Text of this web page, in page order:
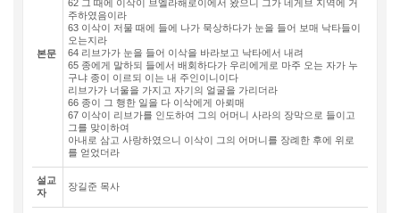
본문
62 그 때에 이삭이 브엘라해로이에서 왔으니 그가 네게브 지역에 거
주하였음이라
63 이삭이 저물 때에 들에 나가 묵상하다가 눈을 들어 보매 낙타들이
오는지라
64 리브가가 눈을 들어 이삭을 바라보고 낙타에서 내려
65 종에게 말하되 들에서 배회하다가 우리에게로 마주 오는 자가 누
구냐 종이 이르되 이는 내 주인이니이다
리브가가 너울을 가지고 자기의 얼굴을 가리더라
66 종이 그 행한 일을 다 이삭에게 아뢰매
67 이삭이 리브가를 인도하여 그의 어머니 사라의 장막으로 들이고
그를 맞이하여
아내로 삼고 사랑하였으니 이삭이 그의 어머니를 장례한 후에 위로
를 얻었더라
설교
자
장길준 목사